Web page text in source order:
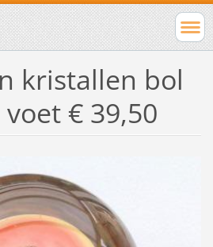
kristallen bol
€ 39,50